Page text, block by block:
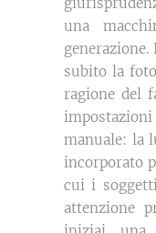
una
subito la
ragione del
manuale: la
incorporato
cui i
attenzione